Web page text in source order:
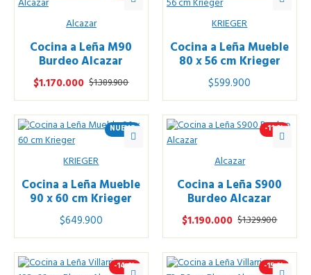
Alcazar
Cocina a Leña M90
Burdeo Alcazar
$1.170.000 $1.389.900
KRIEGER
Cocina a Leña Mueble
80 x 56 cm Krieger
$599.900
NUEVO
KRIEGER
Cocina a Leña Mueble
90 x 60 cm Krieger
$649.900
-11 %
Alcazar
Cocina a Leña S900
Burdeo Alcazar
$1.190.000 $1.329.900
-14 % -15 %